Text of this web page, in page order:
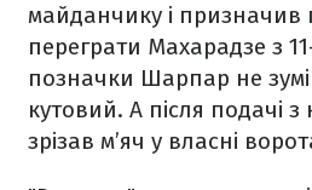
майданчику і призначив
переграти Махарадзе з
позначки Шарпар не
кутовий. А після подачі
зрізав м’яч у власні